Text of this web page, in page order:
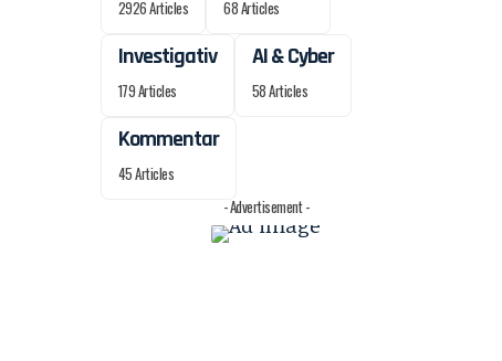
2926 Articles 68 Articles
Investigativ
179 Articles
AI & Cyber
58 Articles
Kommentar
45 Articles
- Advertisement -